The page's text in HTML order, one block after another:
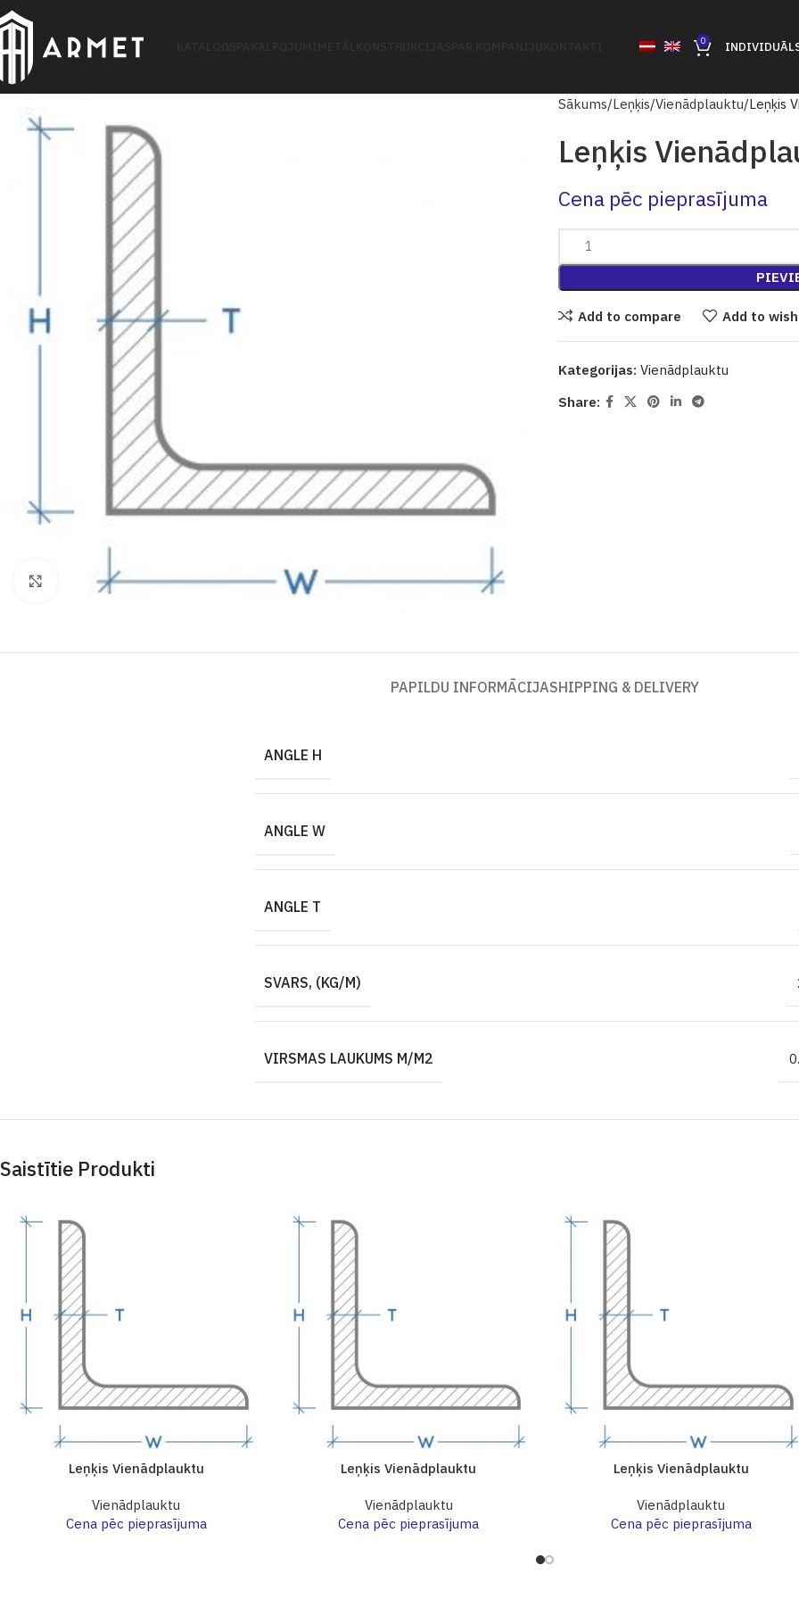
0
Click to enlarge
Sākums Leņķis Vienādplauktu Leņķis
Leņķis
Cena pēc pieprasījuma
Add to compare Add to
Kategorijas: Vienādplauktu
Share:
PAPILDU INFORMĀCIJASHIPPING & DELIVERY
ANGLE H
ANGLE W
ANGLE T
SVARS, (KG/M)
VIRSMAS LAUKUMS M/M2
Saistītie Produkti
Leņķis Vienādplauktu
Vienādplauktu
Cena pēc pieprasījuma
Leņķis Vienādplauktu
Vienādplauktu
Cena pēc pieprasījuma
Leņķis Vienādplauktu
Vienādplauktu
Cena pēc pieprasījuma